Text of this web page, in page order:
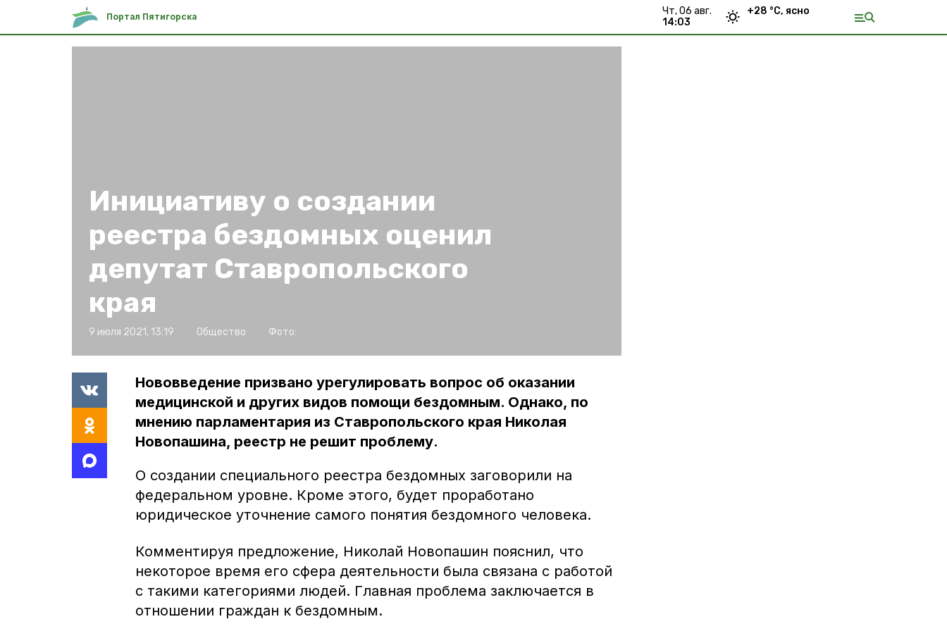
Портал Пятигорска
чт, 06 авг.
14:03
+28 °С, ясно
Инициативу о создании
реестра бездомных оценил
депутат Ставропольского
края
9 июля 2021, 13:19 Общество Фото:
Нововведение призвано урегулировать вопрос об оказании
медицинской и других видов помощи бездомным. Однако, по
мнению парламентария из Ставропольского края Николая
Новопашина, реестр не решит проблему.
О создании специального реестра бездомных заговорили на
федеральном уровне. Кроме этого, будет проработано
юридическое уточнение самого понятия бездомного человека.
Комментируя предложение, Николай Новопашин пояснил, что
некоторое время его сфера деятельности была связана с работой
с такими категориями людей. Главная проблема заключается в
отношении граждан к бездомным.